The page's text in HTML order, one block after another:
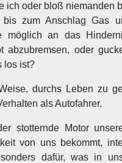
ich oder bloß niemanden
zum Anschlag Gas
möglich an das
abzubremsen, oder
los ist?
durchs Leben zu
als Autofahrer.
stotternde Motor
von uns bekommt,
dafür, was in